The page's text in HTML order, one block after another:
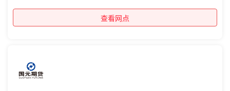
查看网点